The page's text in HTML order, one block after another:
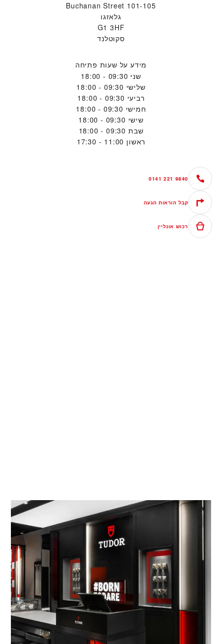
101-105 Buchanan Street
גלאזגו
G1 3HF
סקוטלנד
מידע על שעות פתיחה
שני 09:30 - 18:00
שלישי 09:30 - 18:00
רביעי 09:30 - 18:00
חמישי 09:30 - 18:00
שישי 09:30 - 18:00
שבת 09:30 - 18:00
ראשון 11:00 - 17:30
0141 221 9840
קבל הוראות הגעה
רכוש אונליין